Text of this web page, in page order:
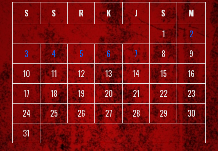
S S R K J S
M
1
2
3
4 5 6 7 8
9
10
11 12 13 14 15
16
17
18 19 20 21 22
23
24
25 26 27 28 29
30
31